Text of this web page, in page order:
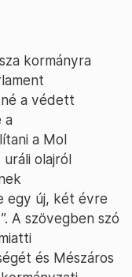
kormányra
a védett
a
a Mol
olajról
egy új, két évre
A szövegben szó
és Mészáros